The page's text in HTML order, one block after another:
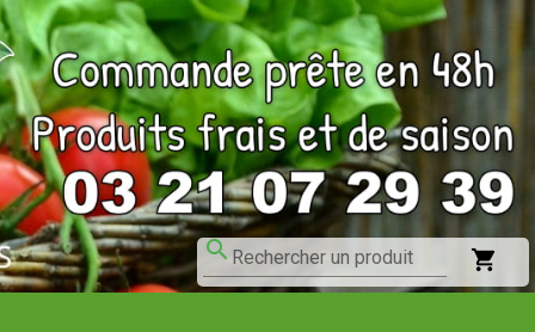
search Rechercher un produit shopping_cart